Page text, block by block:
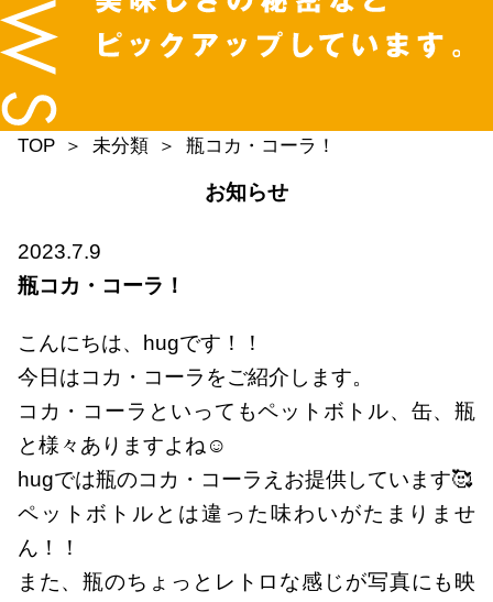
TOP 未分類 瓶コカ・コーラ！
お知らせ
2023.7.9
瓶コカ・コーラ！
こんにちは、hugです！！
今日はコカ・コーラをご紹介します。
コカ・コーラといってもペットボトル、缶、瓶
と様々ありますよね☺
hugでは瓶のコカ・コーラえお提供しています🥰
ペットボトルとは違った味わいがたまりませ
ん！！
また、瓶のちょっとレトロな感じが写真にも映